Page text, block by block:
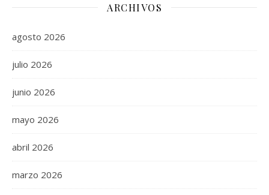
ARCHIVOS
agosto 2026
julio 2026
junio 2026
mayo 2026
abril 2026
marzo 2026